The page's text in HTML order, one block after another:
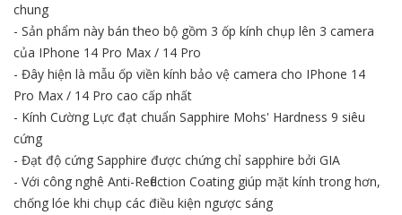
chung
- Sản phẩm này bán theo bộ gồm 3 ốp kính chụp lên 3 camera
của IPhone 14 Pro Max / 14 Pro
- Đây hiện là mẫu ốp viền kính bảo vệ camera cho IPhone 14
Pro Max / 14 Pro cao cấp nhất
- Kính Cường Lực đạt chuẩn Sapphire Mohs' Hardness 9 siêu
cứng
- Đạt độ cứng Sapphire được chứng chỉ sapphire bởi GIA
- Với công nghê Anti-Reflection Coating giúp mặt kính trong hơn,
chống lóe khi chụp các điều kiện ngược sáng